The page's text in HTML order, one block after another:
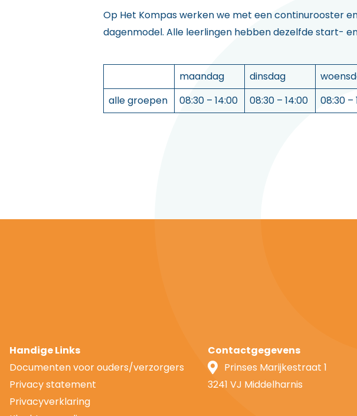
Op Het Kompas werken we met een continurooster
dagenmodel. Alle leerlingen hebben dezelfde start-
maandag dinsdag
alle groepen
08:30 – 14:00 08:30 – 14:00 08:30 –
Handige Links
Documenten voor ouders/verzorgers
Privacy statement
Privacyverklaring
Contactgegevens
Prinses Marijkestraat 1
3241 VJ Middelharnis